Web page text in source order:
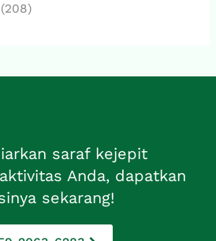
(208)
saraf kejepit
Anda, dapatkan
sekarang!